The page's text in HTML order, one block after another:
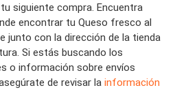
siguiente compra. Encuentra
encontrar tu Queso fresco al
junto con la dirección de la tienda
Si estás buscando los
o información sobre envíos
de revisar la información